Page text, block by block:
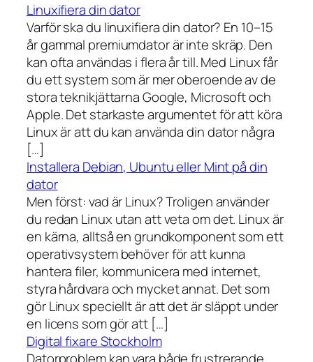
Linuxifiera din dator
Varför ska du linuxifiera din dator? En 10–15
år gammal premiumdator är inte skräp. Den
kan ofta användas i flera år till. Med Linux får
du ett system som är mer oberoende av de
stora teknikjättarna Google, Microsoft och
Apple. Det starkaste argumentet för att köra
Linux är att du kan använda din dator några
[…]
Installera Debian, Ubuntu eller Mint på din
dator
Men först: vad är Linux? Troligen använder
du redan Linux utan att veta om det. Linux är
en kärna, alltså en grundkomponent som ett
operativsystem behöver för att kunna
hantera filer, kommunicera med internet,
styra hårdvara och mycket annat. Det som
gör Linux speciellt är att det är släppt under
en licens som gör att […]
Digital fixare Stockholm